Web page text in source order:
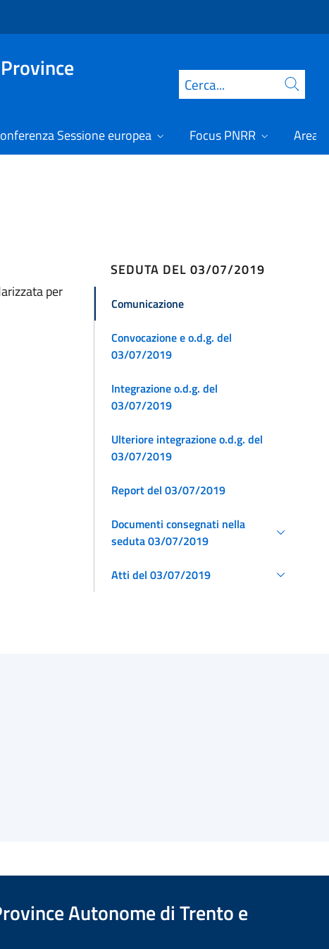
Cerca
Sessione europea Focus PNRR Area
per
SEDUTA DEL 03/07/2019
Comunicazione
Convocazione e o.d.g. del
03/07/2019
Integrazione o.d.g. del
03/07/2019
Ulteriore integrazione o.d.g. del
03/07/2019
Report del 03/07/2019
Documenti consegnati nella
seduta 03/07/2019
Atti del 03/07/2019
Autonome di Trento e